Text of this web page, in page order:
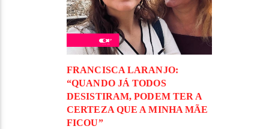
FRANCISCA LARANJO:
“QUANDO JÁ TODOS
DESISTIRAM, PODEM TER A
CERTEZA QUE A MINHA MÃE
FICOU”